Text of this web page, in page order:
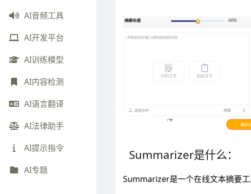
AI音频工具
AI开发平台
AI训练模型
AI内容检测
AI语言翻译
AI法律助手
AI提示指令
AI专题
Summarizer是什么：
Summarizer是一个在线文本摘要